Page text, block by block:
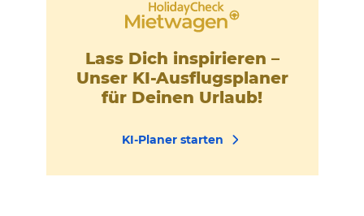
Lass Dich inspirieren –
Unser KI-Ausflugsplaner
für Deinen Urlaub!
KI-Planer starten